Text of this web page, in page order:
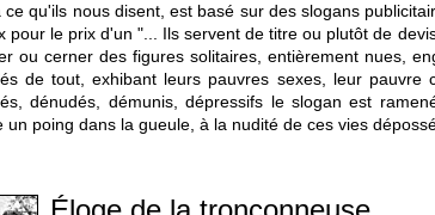
ce qu'ils nous disent, est basé sur des slogans
pour le prix d'un "... Ils servent de titre ou plutôt de
ou cerner des figures solitaires, entièrement nues,
de tout, exhibant leurs pauvres sexes, leur
dénudés, démunis, dépressifs le slogan est
poing dans la gueule, à la nudité de ces vies